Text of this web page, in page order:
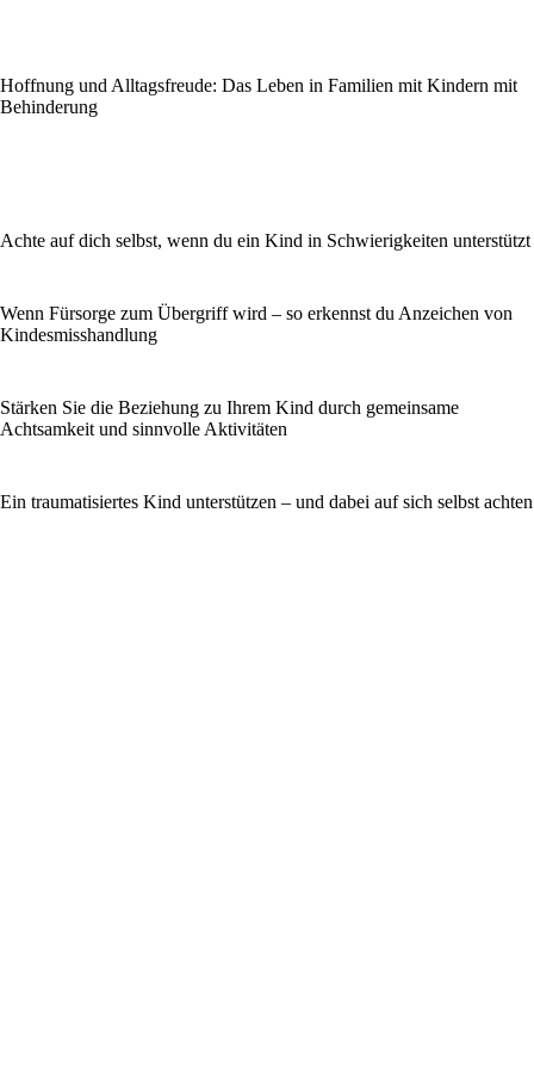
Hoffnung und Alltagsfreude: Das Leben in Familien mit Kindern mit
Behinderung
Achte auf dich selbst, wenn du ein Kind in Schwierigkeiten unterstützt
Wenn Fürsorge zum Übergriff wird – so erkennst du Anzeichen von
Kindesmisshandlung
Stärken Sie die Beziehung zu Ihrem Kind durch gemeinsame
Achtsamkeit und sinnvolle Aktivitäten
Ein traumatisiertes Kind unterstützen – und dabei auf sich selbst achten